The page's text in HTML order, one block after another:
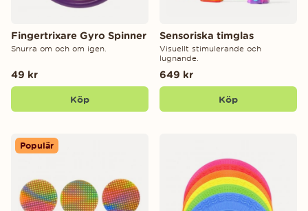
Fingertrixare Gyro Spinner
Snurra om och om igen.
49 kr
Köp
Sensoriska timglas
Visuellt stimulerande och
lugnande.
649 kr
Köp
Populär